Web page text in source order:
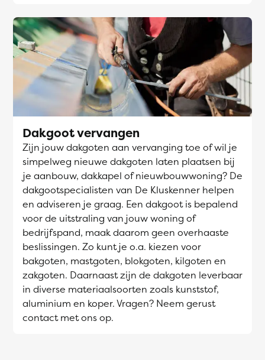
Dakgoot vervangen
Zijn jouw dakgoten aan vervanging toe of wil je
simpelweg nieuwe dakgoten laten plaatsen bij
je aanbouw, dakkapel of nieuwbouwwoning? De
dakgootspecialisten van De Kluskenner helpen
en adviseren je graag. Een dakgoot is bepalend
voor de uitstraling van jouw woning of
bedrijfspand, maak daarom geen overhaaste
beslissingen. Zo kunt je o.a. kiezen voor
bakgoten, mastgoten, blokgoten, kilgoten en
zakgoten. Daarnaast zijn de dakgoten leverbaar
in diverse materiaalsoorten zoals kunststof,
aluminium en koper. Vragen? Neem gerust
contact met ons op.